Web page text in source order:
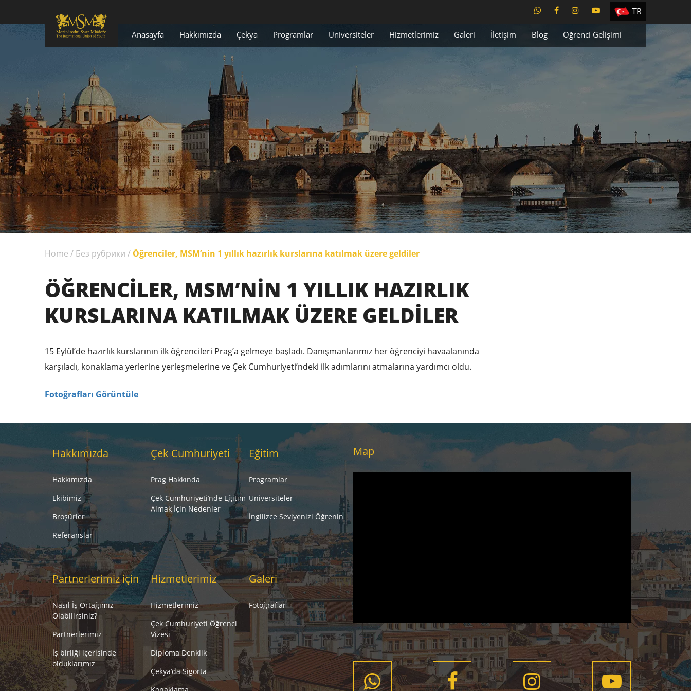
ES
TR
Anasayfa Hakkımızda Çekya Programlar Üniversiteler Hizmetlerimiz Galeri İletişim Blog Öğrenci Gelişimi
Home / Без рубрики / Öğrenciler, MSM’nin 1 yıllık hazırlık kurslarına katılmak üzere geldiler
ÖĞRENCILER, MSM’NIN 1 YILLIK HAZIRLIK
KURSLARINA KATILMAK ÜZERE GELDILER
15 Eylül’de hazırlık kurslarının ilk öğrencileri Prag’a gelmeye başladı. Danışmanlarımız her öğrenciyi havaalanında
karşıladı, konaklama yerlerine yerleşmelerine ve Çek Cumhuriyeti’ndeki ilk adımlarını atmalarına yardımcı oldu.
Fotoğrafları Görüntüle
Hakkımızda
Hakkımızda
Ekibimiz
Broşürler
Referanslar
Çek Cumhuriyeti
Prag Hakkında
Çek Cumhuriyeti’nde Eğitim
Almak İçin Nedenler
Eğitim
Programlar
Üniversiteler
İngilizce Seviyenizi Öğrenin
Partnerlerimiz için
Nasıl İş Ortağımız
Olabilirsiniz?
Partnerlerimiz
İş birliği içerisinde
olduklarımız
Hizmetlerimiz
Hizmetlerimiz
Çek Cumhuriyeti Öğrenci
Vizesi
Diploma Denklik
Çekya’da Sigorta
Galeri
Fotoğraflar
Map